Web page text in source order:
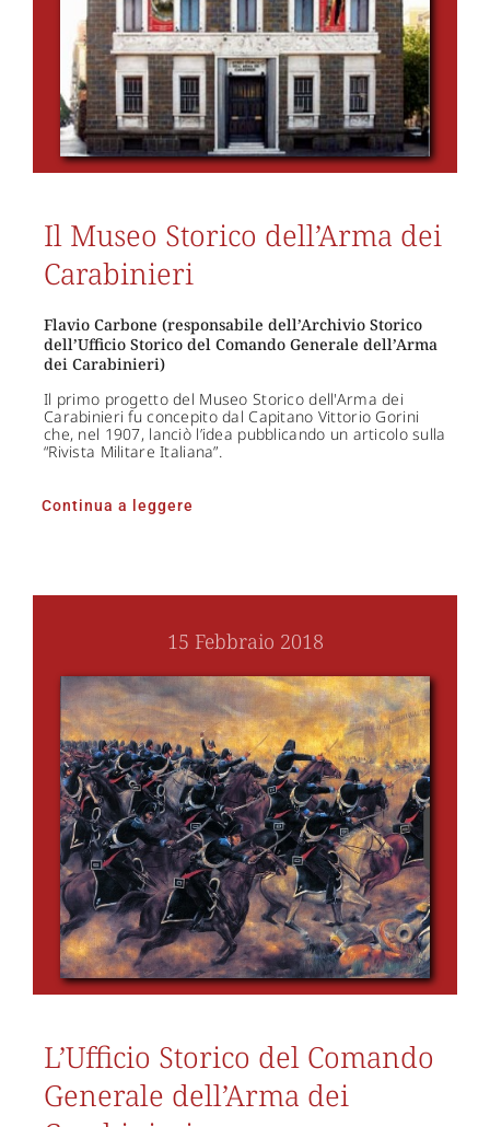
Il Museo Storico dell’Arma dei
Carabinieri
Flavio Carbone (responsabile dell’Archivio Storico
dell’Ufficio Storico del Comando Generale dell’Arma
dei Carabinieri)
Il primo progetto del Museo Storico dell'Arma dei
Carabinieri fu concepito dal Capitano Vittorio Gorini
che, nel 1907, lanciò l’idea pubblicando un articolo sulla
“Rivista Militare Italiana”.
Continua a leggere
15 Febbraio 2018
L’Ufficio Storico del Comando
Generale dell’Arma dei